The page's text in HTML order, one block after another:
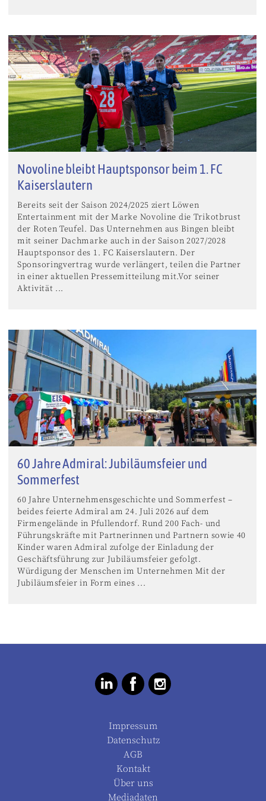
Novoline bleibt Hauptsponsor beim 1. FC
Kaiserslautern
Bereits seit der Saison 2024/2025 ziert Löwen
Entertainment mit der Marke Novoline die Trikotbrust
der Roten Teufel. Das Unternehmen aus Bingen bleibt
mit seiner Dachmarke auch in der Saison 2027/2028
Hauptsponsor des 1. FC Kaiserslautern. Der
Sponsoringvertrag wurde verlängert, teilen die Partner
in einer aktuellen Pressemitteilung mit.Vor seiner
Aktivität ...
60 Jahre Admiral: Jubiläumsfeier und
Sommerfest
60 Jahre Unternehmensgeschichte und Sommerfest –
beides feierte Admiral am 24. Juli 2026 auf dem
Firmengelände in Pfullendorf. Rund 200 Fach- und
Führungskräfte mit Partnerinnen und Partnern sowie 40
Kinder waren Admiral zufolge der Einladung der
Geschäftsführung zur Jubiläumsfeier gefolgt.
Würdigung der Menschen im Unternehmen Mit der
Jubiläumsfeier in Form eines ...
Impressum
Datenschutz
AGB
Kontakt
Über uns
Mediadaten